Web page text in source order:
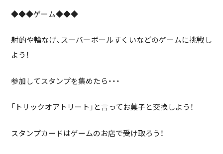
◆◆◆ゲーム◆◆◆
射的や輪なげ、スーパーボールすくいなどのゲームに挑戦し
よう！
参加してスタンプを集めたら・・・
「トリックオアトリート」と言ってお菓子と交換しよう！
スタンプカードはゲームのお店で受け取ろう！